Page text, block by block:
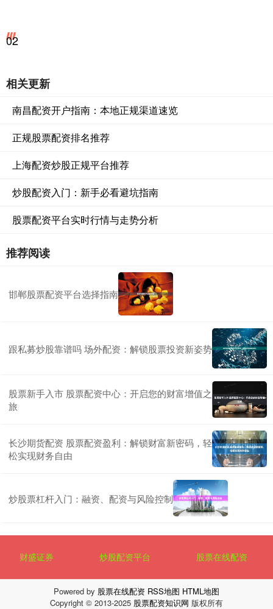
02
相关更新
南昌配资开户指南：本地正规渠道速览
正规股票配资排名推荐
上海配资炒股正规平台推荐
炒股配资入门：新手必看避坑指南
股票配资平台实时行情与走势分析
推荐阅读
邯郸股票配资平台选择指南
跟私募炒股靠谱吗 场外配资：解锁股票投资新姿势
股票新手入市 股票配资中心：开启您的财富增值之
旅
长沙期货配资 股票配资盈利：解锁财富新密码，轻
松实现财务自由
炒股票杠杆入门：融资、配资与风险控制
财盛证券 炒股配资平台 股票在线配资
Powered by 股票在线配资 RSS地图 HTML地图
Copyright © 2013-2025 股票配资知识网 版权所有